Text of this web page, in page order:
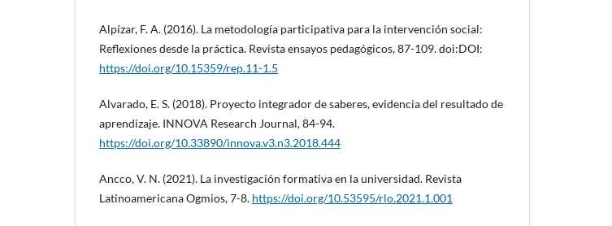
Alpízar, F. A. (2016). La metodología participativa para la intervención social:
Reflexiones desde la práctica. Revista ensayos pedagógicos, 87-109. doi:DOI:
https://doi.org/10.15359/rep.11-1.5
Alvarado, E. S. (2018). Proyecto integrador de saberes, evidencia del resultado de
aprendizaje. INNOVA Research Journal, 84-94.
https://doi.org/10.33890/innova.v3.n3.2018.444
Ancco, V. N. (2021). La investigación formativa en la universidad. Revista
Latinoamericana Ogmios, 7-8. https://doi.org/10.53595/rlo.2021.1.001